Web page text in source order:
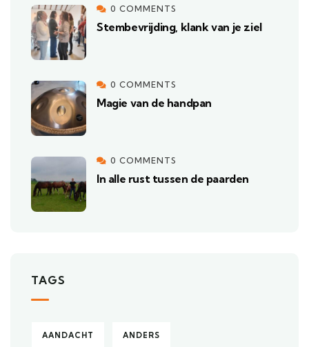
0 COMMENTS
Stembevrijding, klank van je ziel
0 COMMENTS
Magie van de handpan
0 COMMENTS
In alle rust tussen de paarden
TAGS
AANDACHT ANDERS